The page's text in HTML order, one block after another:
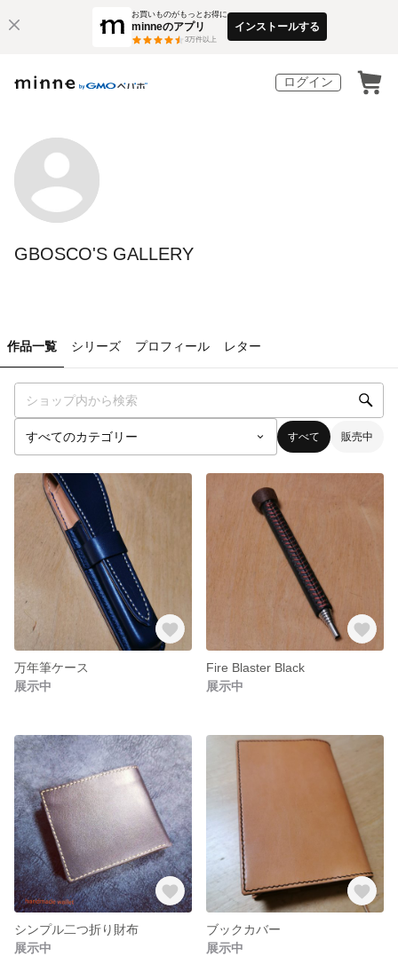
お買いものがもっとお得に
minneのアプリ
3万件以上
インストールする
ログイン
GBOSCO'S GALLERY
作品一覧 シリーズ プロフィール レター
すべて 販売中
万年筆ケース
展示中
Fire Blaster Black
展示中
シンプル二つ折り財布
展示中
ブックカバー
展示中